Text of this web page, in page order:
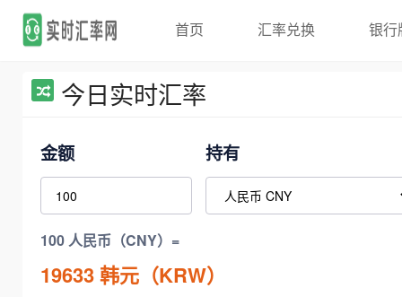
首页 汇率兑换 银行
今日实时汇率
金额 持有
100 人民币（CNY）=
19633韩元（KRW）